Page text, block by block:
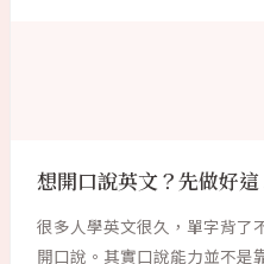
想開口說英文？先做好這
很多人學英文很久，單字背了
開口說。其實口說能力並不是